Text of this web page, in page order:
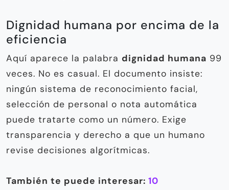
Dignidad humana por encima de la
eficiencia
Aquí aparece la palabra dignidad humana 99
veces. No es casual. El documento insiste:
ningún sistema de reconocimiento facial,
selección de personal o nota automática
puede tratarte como un número. Exige
transparencia y derecho a que un humano
revise decisiones algorítmicas.
También te puede interesar: 10